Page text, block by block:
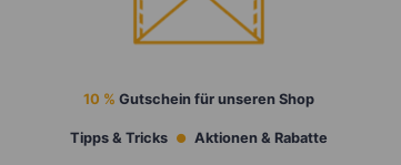
10 % Gutschein für unseren Shop
Tipps & Tricks Aktionen & Rabatte